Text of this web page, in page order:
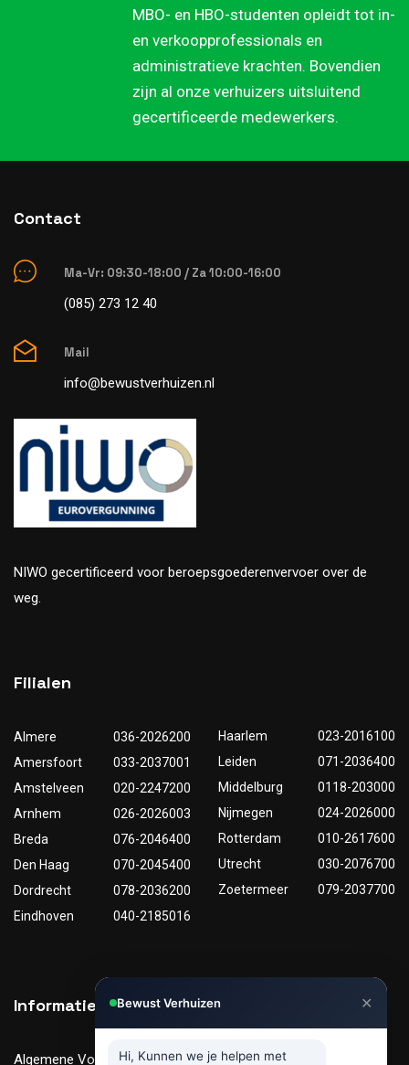
MBO- en HBO-studenten opleidt tot in-
en verkoopprofessionals en
administratieve krachten. Bovendien
zijn al onze verhuizers uitsluitend
gecertificeerde medewerkers.
Contact
Ma-Vr: 09:30-18:00 / Za 10:00-16:00
(085) 273 12 40
Mail
info@bewustverhuizen.nl
NIWO gecertificeerd voor beroepsgoederenvervoer over de
weg.
Filialen
Almere
036-2026200
Amersfoort
033-2037001
Amstelveen
020-2247200
Arnhem
026-2026003
Breda
076-2046400
Den Haag
070-2045400
Dordrecht
078-2036200
Eindhoven
040-2185016
Haarlem
023-2016100
Leiden
071-2036400
Middelburg
0118-203000
Nijmegen
024-2026000
Rotterdam
010-2617600
Utrecht
030-2076700
Zoetermeer
079-2037700
Informatie
Algemene Voorwaarden
Nuttige links
Tarieven
Bewust Verhuizen ✕
Hi, Kunnen we je helpen met